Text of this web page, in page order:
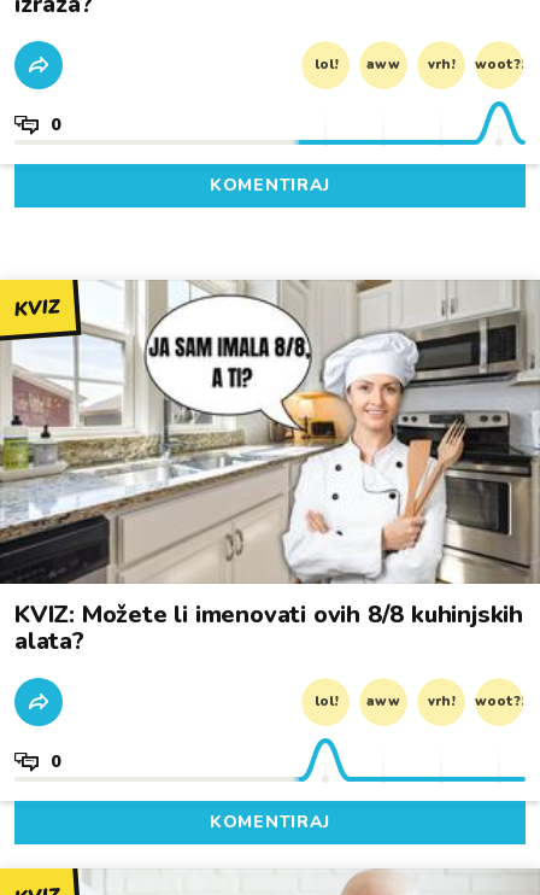
lol! aww vrh! woot?!
0
KOMENTIRAJ
KVIZ
KVIZ: Možete li imenovati ovih 8/8 kuhinjskih
alata?
lol! aww vrh! woot?!
0
KOMENTIRAJ